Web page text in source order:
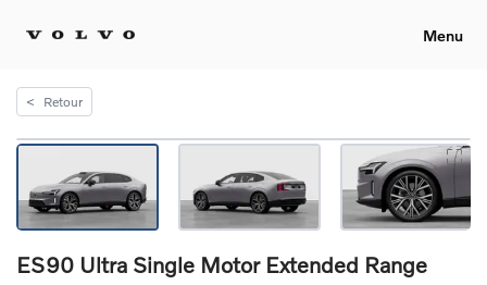
Menu
< Retour
ES90 Ultra Single Motor Extended Range